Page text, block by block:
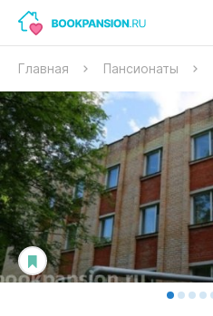
Главная Пансионаты